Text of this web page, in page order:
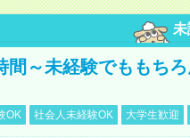
未
間～未経験でももち
OK 社会人未経験OK 大学生歓迎